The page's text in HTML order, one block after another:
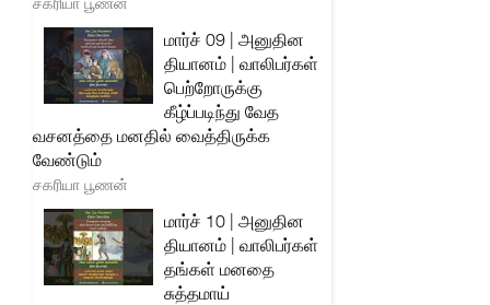
மார்ச் 09 | அனுதின
தியானம் | வாலிபர்கள்
பெற்றோருக்கு
கீழ்ப்படிந்து வேத
வசனத்தை மனதில் வைத்திருக்க
வேண்டும்
சகரியா பூணன்
மார்ச் 10 | அனுதின
தியானம் | வாலிபர்கள்
தங்கள் மனதை
சுத்தமாய்